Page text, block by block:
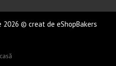
© creat de eShopBakers